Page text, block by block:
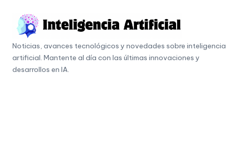
content
I
n
t
Noticias, avances tecnológicos y novedades sobre inteligencia
artificial. Mantente al día con las últimas innovaciones y
desarrollos en IA.